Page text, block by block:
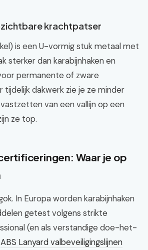
krachtpatser
is een U-vormig stuk metaal met
sterker dan karabijnhaken en
permanente of zware
tijdelijk dakwerk zie je ze minder
van een vallijn op een
ze top.
Waar je op
In Europa worden karabijnhaken
getest volgens strikte
(en als verstandige doe-het-
ABS Lanyard valbeveiligingslijnen